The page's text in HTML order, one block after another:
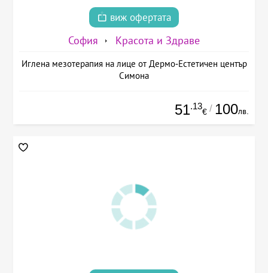
виж офертата
София Красота и Здраве
Иглена мезотерапия на лице от Дермо-Естетичен център
Симона
51.13
€ / 100лв.